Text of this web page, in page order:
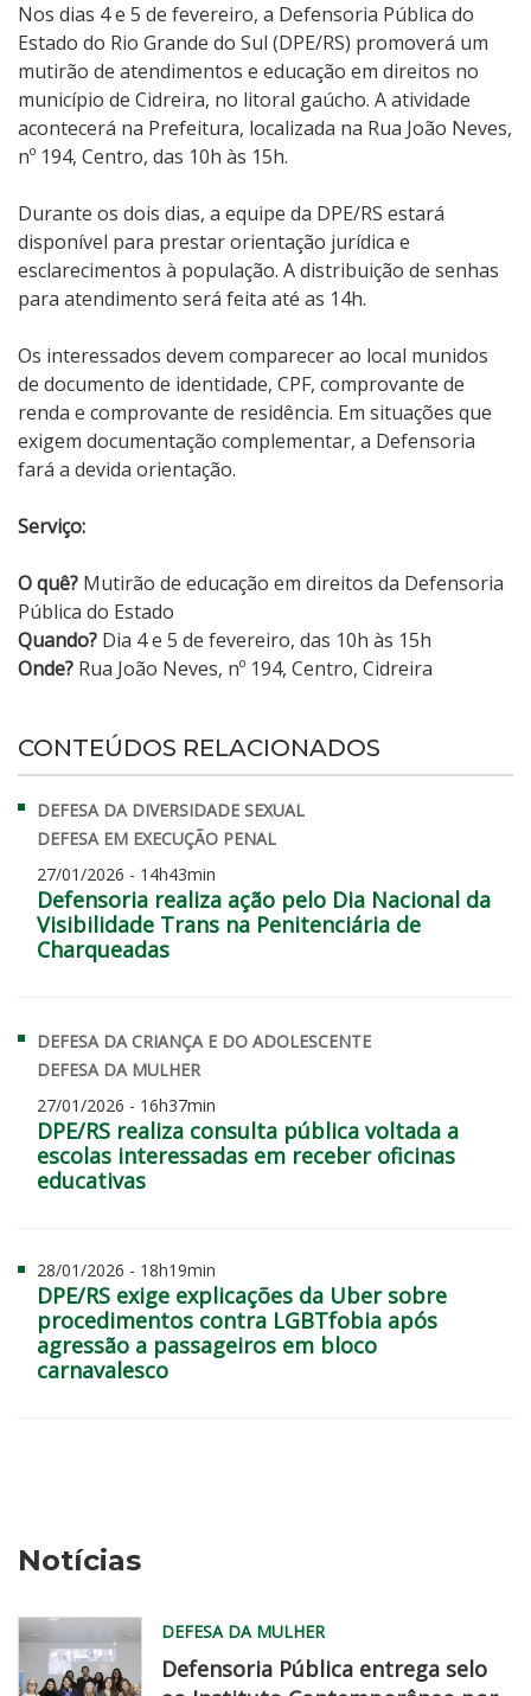
Nos dias 4 e 5 de fevereiro, a Defensoria Pública do
Estado do Rio Grande do Sul (DPE/RS) promoverá um
mutirão de atendimentos e educação em direitos no
município de Cidreira, no litoral gaúcho. A atividade
acontecerá na Prefeitura, localizada na Rua João Neves,
nº 194, Centro, das 10h às 15h.
Durante os dois dias, a equipe da DPE/RS estará
disponível para prestar orientação jurídica e
esclarecimentos à população. A distribuição de senhas
para atendimento será feita até as 14h.
Os interessados devem comparecer ao local munidos
de documento de identidade, CPF, comprovante de
renda e comprovante de residência. Em situações que
exigem documentação complementar, a Defensoria
fará a devida orientação.
Serviço:
O quê? Mutirão de educação em direitos da Defensoria
Pública do Estado
Quando? Dia 4 e 5 de fevereiro, das 10h às 15h
Onde? Rua João Neves, nº 194, Centro, Cidreira
CONTEÚDOS RELACIONADOS
DEFESA DA DIVERSIDADE SEXUAL
DEFESA EM EXECUÇÃO PENAL
27/01/2026 - 14h43min
Defensoria realiza ação pelo Dia Nacional da
Visibilidade Trans na Penitenciária de
Charqueadas
DEFESA DA CRIANÇA E DO ADOLESCENTE
DEFESA DA MULHER
27/01/2026 - 16h37min
DPE/RS realiza consulta pública voltada a
escolas interessadas em receber oficinas
educativas
28/01/2026 - 18h19min
DPE/RS exige explicações da Uber sobre
procedimentos contra LGBTfobia após
agressão a passageiros em bloco
carnavalesco
Notícias
DEFESA DA MULHER
Defensoria Pública entrega selo